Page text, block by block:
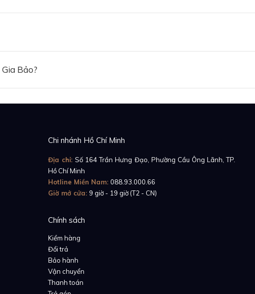
Bảo?
Chi nhánh Hồ Chí Minh
Địa chỉ:Số 164 Trần Hưng Đạo, Phường Cầu Ông Lãnh, TP.
Hồ Chí Minh
Hotline Miền Nam: 088.93.000.66
Giờ mở cửa: 9 giờ - 19 giờ (T2 - CN)
Chính sách
Kiểm hàng
Đổi trả
Bảo hành
Vận chuyển
Thanh toán